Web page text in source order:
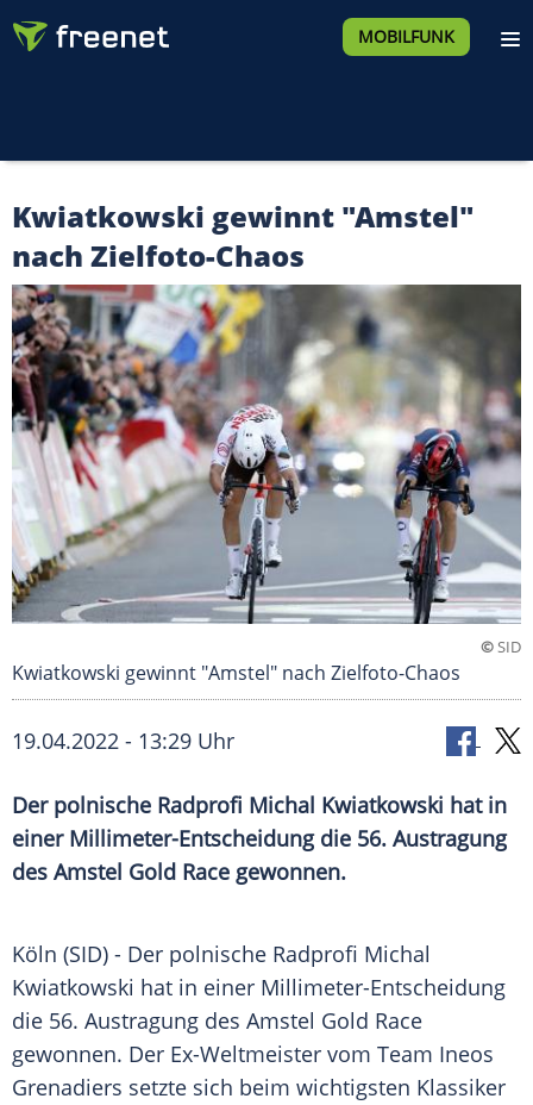
MOBILFUNK
Kwiatkowski gewinnt "Amstel"
nach Zielfoto-Chaos
©SID
Kwiatkowski gewinnt "Amstel" nach Zielfoto-Chaos
19.04.2022 - 13:29 Uhr
Der polnische Radprofi Michal Kwiatkowski hat in
einer Millimeter-Entscheidung die 56. Austragung
des Amstel Gold Race gewonnen.
Köln (SID) - Der polnische Radprofi Michal
Kwiatkowski hat in einer Millimeter-Entscheidung
die 56. Austragung des Amstel Gold Race
gewonnen. Der Ex-Weltmeister vom Team Ineos
Grenadiers setzte sich beim wichtigsten Klassiker